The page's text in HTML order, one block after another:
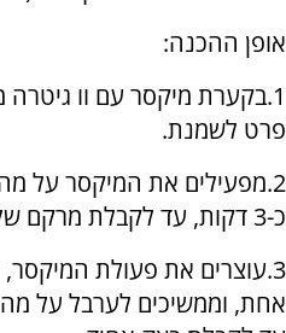
אופן ההכנה:
1.בקערת מיקסר עם וו
פרט לשמנת.
כ-3 דקות, עד לקבלת מרקם של פירורי בצק.
3.עוצרים את פעולת
אחת, וממשיכים לערבל על